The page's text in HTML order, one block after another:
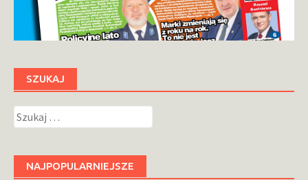
SZUKAJ
Szukaj:
NAJPOPULARNIEJSZE